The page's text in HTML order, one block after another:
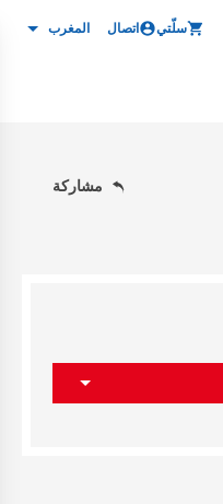
سلّتي اتصال المغرب
مشاركة